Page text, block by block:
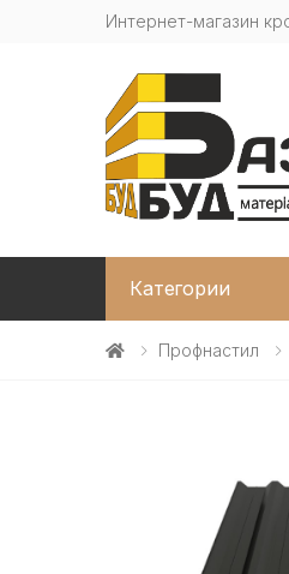
Интернет-магазин
Категории
Профнастил